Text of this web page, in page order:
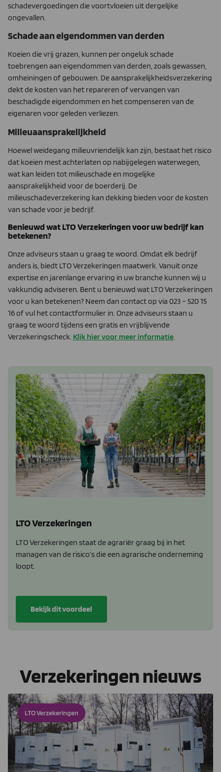
schadevergoedingen die voortvloeien uit dergelijke
ongevallen.
Schade aan eigendommen van derden
Koeien die vrij grazen, kunnen per ongeluk schade
toebrengen aan eigendommen van derden, zoals gewassen,
omheiningen of gebouwen. De aansprakelijkheidsverzekering
dekt de kosten van het repareren of vervangen van
beschadigde eigendommen en het compenseren van de
eigenaren voor geleden verliezen.
Milieuaansprakelijkheid
Hoewel weidegang milieuvriendelijk kan zijn, bestaat het risico
dat koeien mest achterlaten op nabijgelegen waterwegen,
wat kan leiden tot milieuschade en mogelijke
aansprakelijkheid voor de boerderij. De
milieuschadeverzekering kan dekking bieden voor de kosten
van schade voor je bedrijf.
Benieuwd wat LTO Verzekeringen voor uw bedrijf kan
betekenen?
Onze adviseurs staan u graag te woord. Omdat elk bedrijf
anders is, biedt LTO Verzekeringen maatwerk. Vanuit onze
expertise en jarenlange ervaring in uw branche kunnen wij u
vakkundig adviseren. Bent u benieuwd wat LTO Verzekeringen
voor u kan betekenen? Neem dan contact op via 023 – 520 15
16 of vul het contactformulier in. Onze adviseurs staan u
graag te woord tijdens een gratis en vrijblijvende
Verzekeringscheck. Klik hier voor meer informatie.
LTO Verzekeringen
LTO Verzekeringen staat de agrariër graag bij in het
managen van de risico’s die een agrarische onderneming
loopt.
Bekijk dit voordeel
Verzekeringen nieuws
LTO Verzekeringen